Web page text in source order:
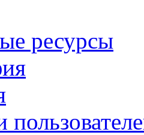
ресурсы